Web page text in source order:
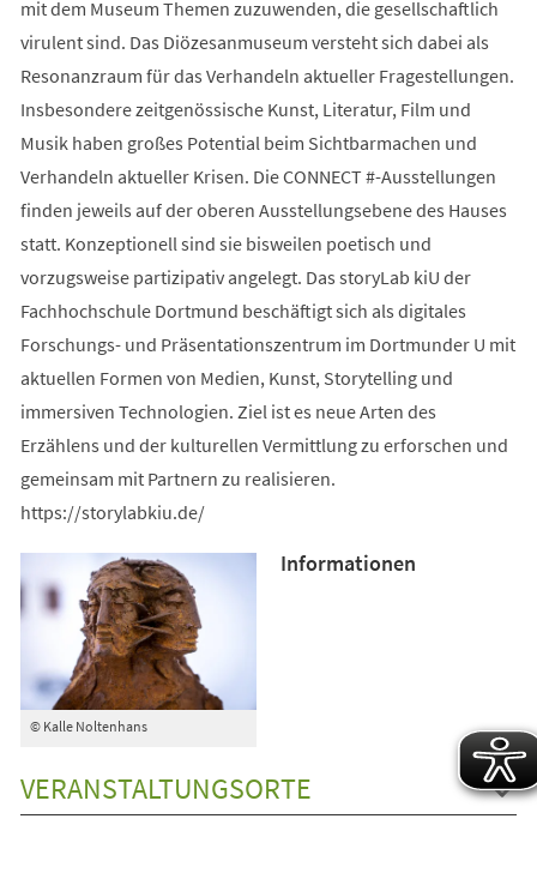
mit dem Museum Themen zuzuwenden, die gesellschaftlich
virulent sind. Das Diözesanmuseum versteht sich dabei als
Resonanzraum für das Verhandeln aktueller Fragestellungen.
Insbesondere zeitgenössische Kunst, Literatur, Film und
Musik haben großes Potential beim Sichtbarmachen und
Verhandeln aktueller Krisen. Die CONNECT #-Ausstellungen
finden jeweils auf der oberen Ausstellungsebene des Hauses
statt. Konzeptionell sind sie bisweilen poetisch und
vorzugsweise partizipativ angelegt. Das storyLab kiU der
Fachhochschule Dortmund beschäftigt sich als digitales
Forschungs- und Präsentationszentrum im Dortmunder U mit
aktuellen Formen von Medien, Kunst, Storytelling und
immersiven Technologien. Ziel ist es neue Arten des
Erzählens und der kulturellen Vermittlung zu erforschen und
gemeinsam mit Partnern zu realisieren.
https://storylabkiu.de/
© Kalle Noltenhans
Informationen
VERANSTALTUNGSORTE